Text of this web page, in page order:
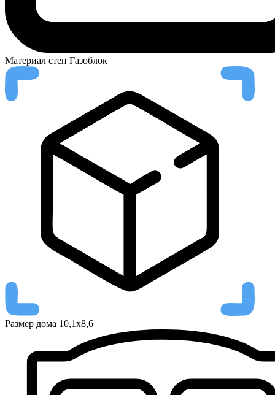
Материал стен Газоблок
Размер дома 10,1х8,6